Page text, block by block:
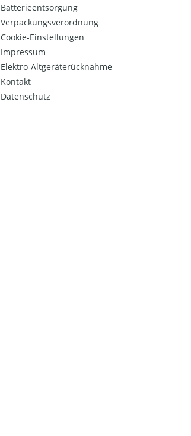
Batterieentsorgung
Verpackungsverordnung
Cookie-Einstellungen
Impressum
Elektro-Altgeräterücknahme
Kontakt
Datenschutz